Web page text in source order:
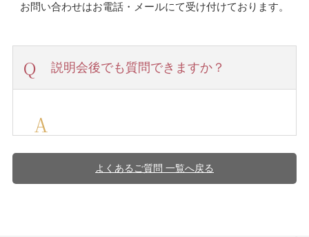
お問い合わせはお電話・メールにて受け付けております。
説明会後でも質問できますか？
よくあるご質問 一覧へ戻る